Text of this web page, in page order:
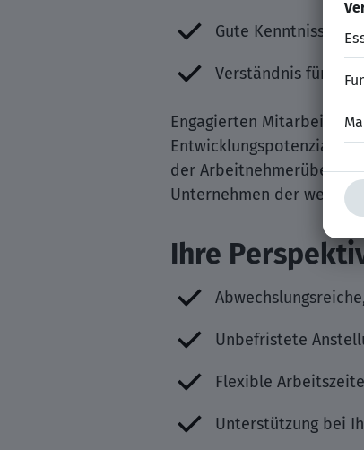
Gute Kenntnisse in
Verständnis für
Engagierten Mitarbeitern
Entwicklungspotenzial.
der
Unternehmen der
Ihre
Unbefristete
Flexible
Unterstützung bei